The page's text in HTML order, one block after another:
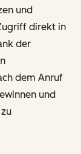
und
direkt in
der
dem Anruf
und